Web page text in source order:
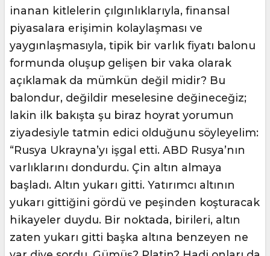
inanan kitlelerin çılgınlıklarıyla, finansal
piyasalara erişimin kolaylaşması ve
yaygınlaşmasıyla, tipik bir varlık fiyatı balonu
formunda oluşup gelişen bir vaka olarak
açıklamak da mümkün değil midir? Bu
balondur, değildir meselesine değineceğiz;
lakin ilk bakışta şu biraz hoyrat yorumun
ziyadesiyle tatmin edici olduğunu söyleyelim:
“Rusya Ukrayna’yı işgal etti. ABD Rusya’nın
varlıklarını dondurdu. Çin altın almaya
başladı. Altın yukarı gitti. Yatırımcı altının
yukarı gittiğini gördü ve peşinden koşturacak
hikayeler duydu. Bir noktada, birileri, altın
zaten yukarı gitti başka altına benzeyen ne